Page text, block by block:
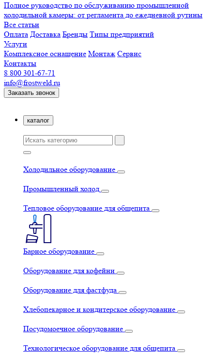
Полное руководство по обслуживанию промышленной
холодильной камеры: от регламента до ежедневной рутины
Все статьи
Оплата Доставка Бренды Типы предприятий
Услуги
Комплексное оснащение Монтаж Сервис
Контакты
8 800 301-67-71
info@frostweld.ru
Заказать звонок
каталог
Холодильное оборудование
Промышленный холод
Тепловое оборудование для общепита
Барное оборудование
Оборудование для кофейни
Оборудование для фастфуда
Хлебопекарное и кондитерское оборудование
Посудомоечное оборудование
Технологическое оборудование для общепита